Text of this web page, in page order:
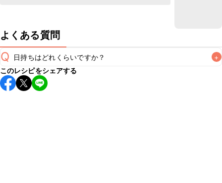
よくある質問
Q 日持ちはどれくらいですか？ +
保存期間は冷蔵で翌日中が目安です。なるべくお早めにお召
し上がりください。
このレシピをシェアする